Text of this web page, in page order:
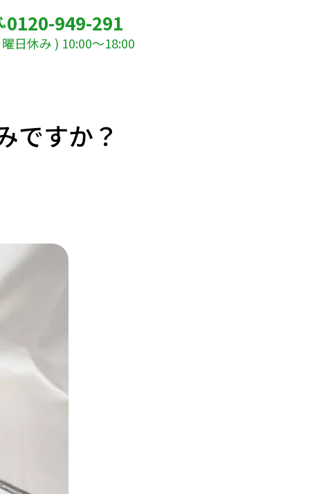
0120-949-291
日休み ) 10:00～18:00
ですか？